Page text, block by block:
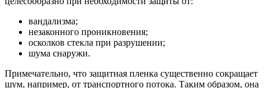
вандализма;
незаконного проникновения;
осколков стекла при разрушении;
шума снаружи.
Примечательно, что защитная пленка существенно сокращает
шум, например, от транспортного потока. Таким образом, она